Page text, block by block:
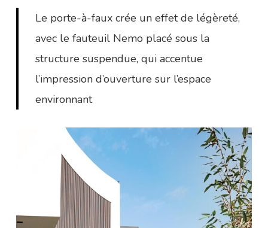
Le porte-à-faux crée un effet de légèreté,
avec le fauteuil Nemo placé sous la
structure suspendue, qui accentue
l’impression d’ouverture sur l’espace
environnant